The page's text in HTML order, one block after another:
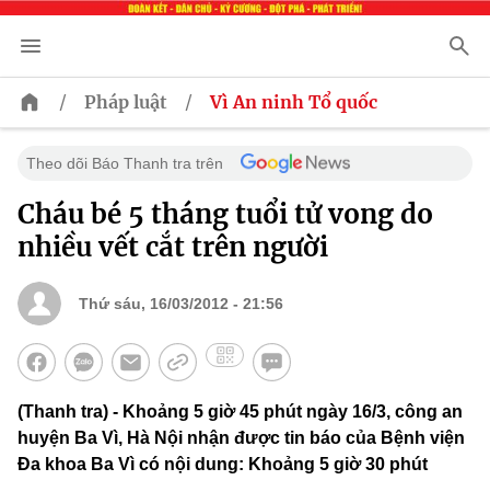
/ Pháp luật / Vì An ninh Tổ quốc
Theo dõi Báo Thanh tra trên
Cháu bé 5 tháng tuổi tử vong do
nhiều vết cắt trên người
Thứ sáu, 16/03/2012 - 21:56
(Thanh tra) - Khoảng 5 giờ 45 phút ngày 16/3, công an
huyện Ba Vì, Hà Nội nhận được tin báo của Bệnh viện
Đa khoa Ba Vì có nội dung: Khoảng 5 giờ 30 phút